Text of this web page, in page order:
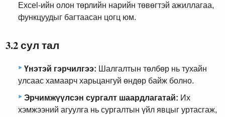
Excel-ийн олон төрлийн нарийн төвөгтэй ажиллагаа,
функцуудыг багтаасан цогц юм.
3.2 сул тал
Үнэтэй гэрчилгээ: Шалгалтын төлбөр нь тухайн
улсаас хамаарч харьцангуй өндөр байж болно.
Эрчимжүүлсэн сургалт шаардлагатай: Их
хэмжээний агуулга нь сургалтын үйл явцыг уртасгаж,